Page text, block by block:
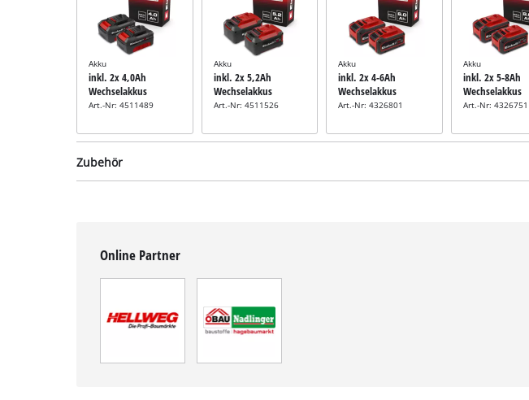
Akku
inkl. 2x 4,0Ah
Wechselakkus
Art.-Nr: 4511489
Akku
inkl. 2x 5,2Ah
Wechselakkus
Art.-Nr: 4511526
Akku
inkl. 2x 4-6Ah
Wechselakkus
Art.-Nr: 4326801
Akku
inkl. 2x 5-8Ah
Wechselakkus
Art.-Nr: 4326751
Zubehör
Online Partner